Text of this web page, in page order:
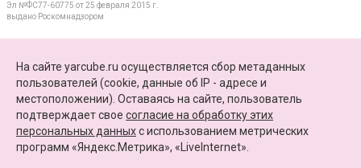
Эл №ФС77-60775 от 25 февраля 2015 г.
выдано Роскомнадзором
ПАРТНЕРЫ
КАРТА САЙТА
+7 (4852) 64-15-52
На сайте yarcube.ru осуществляется сбор метаданных
пользователей (cookie, данные об IP - адресе и
местоположении). Оставаясь на сайте, пользователь
подтверждает свое согласие на обработку этих
персональных данныхc использованием метрических
программ «Яндекс.Метрика», «LiveInternet».